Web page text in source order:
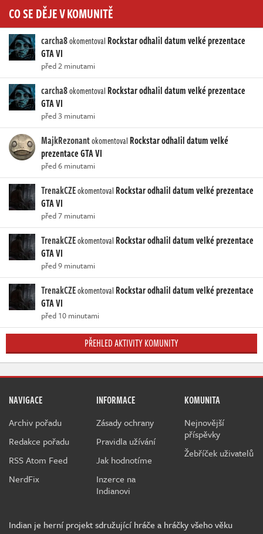
CO SE DĚJE V KOMUNITĚ
carcha8okomentoval Rockstar odhalil datum velké prezentace
GTA VI
před 2 minutami
carcha8okomentoval Rockstar odhalil datum velké prezentace
GTA VI
před 3 minutami
MajkRezonantokomentoval Rockstar odhalil datum velké
prezentace GTA VI
před 6 minutami
TrenakCZEokomentoval Rockstar odhalil datum velké prezentace
GTA VI
před 7 minutami
TrenakCZEokomentoval Rockstar odhalil datum velké prezentace
GTA VI
před 9 minutami
TrenakCZEokomentoval Rockstar odhalil datum velké prezentace
GTA VI
před 10 minutami
PŘEHLED AKTIVITY KOMUNITY
NAVIGACE
Archiv pořadu
Redakce pořadu
RSS Atom Feed
NerdFix
INFORMACE
Zásady ochrany
Pravidla užívání
Jak hodnotíme
Inzerce na
Indianovi
KOMUNITA
Nejnovější
příspěvky
Žebříček uživatelů
Indian je herní projekt sdružující hráče a hráčky všeho věku